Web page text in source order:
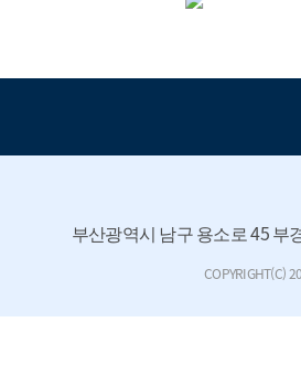
부산광역시 남구 용소로 45 부
COPYRIGHT(C)